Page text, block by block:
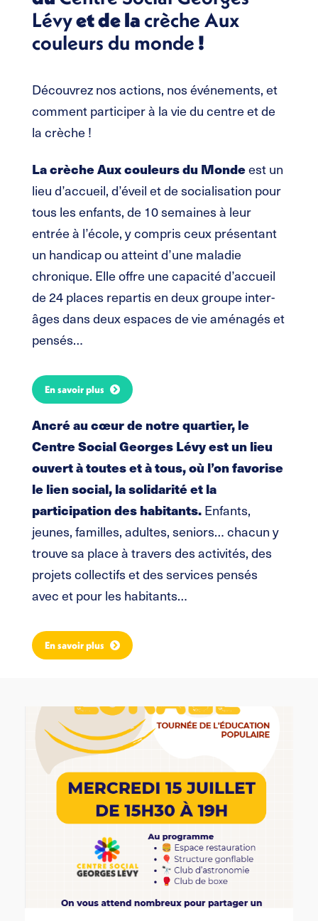
Lévyet de lacrèche Aux
couleurs du monde !
Découvrez nos actions, nos événements, et
comment participer à la vie du centre et de
la crèche !
La crèche Aux couleurs du Mondeest un
lieu d’accueil, d’éveil et de socialisation pour
tous les enfants, de 10 semaines à leur
entrée à l’école, y compris ceux présentant
un handicap ou atteint d’une maladie
chronique. Elle offre une capacité d’accueil
de 24 places repartis en deux groupe inter-
âges dans deux espaces de vie aménagés et
pensés…
En savoir plus
Ancré au cœur de notre quartier, le
Centre Social Georges Lévy est un lieu
ouvert à toutes et à tous, où l’on favorise
le lien social, la solidarité et la
participation des habitants.Enfants,
jeunes, familles, adultes, seniors… chacun y
trouve sa place à travers des activités, des
projets collectifs et des services pensés
avec et pour les habitants…
En savoir plus